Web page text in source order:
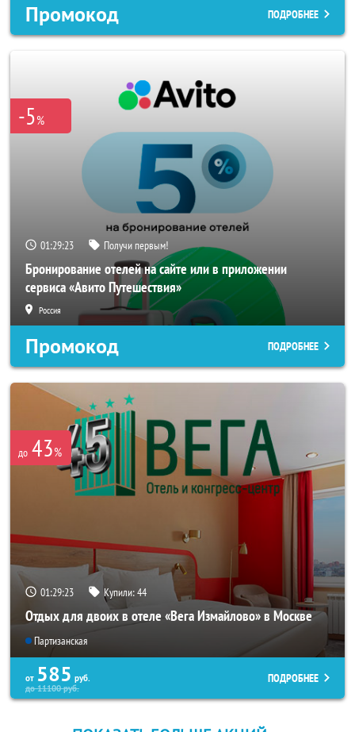
Промокод ПОДРОБНЕЕ
-5%
01:29:23 Получи первым!
Бронирование отелей на сайте или в приложении
сервиса «Авито Путешествия»
Россия
Промокод ПОДРОБНЕЕ
до 43%
01:29:23 Купили:44
Отдых для двоих в отеле «Вега Измайлово» в Москве
Партизанская
от 585 руб.
до11100руб.
ПОДРОБНЕЕ